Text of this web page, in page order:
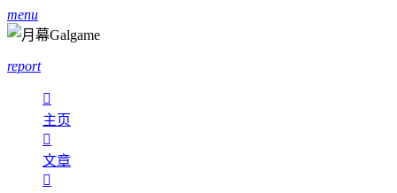
menu
report

主页

文章
